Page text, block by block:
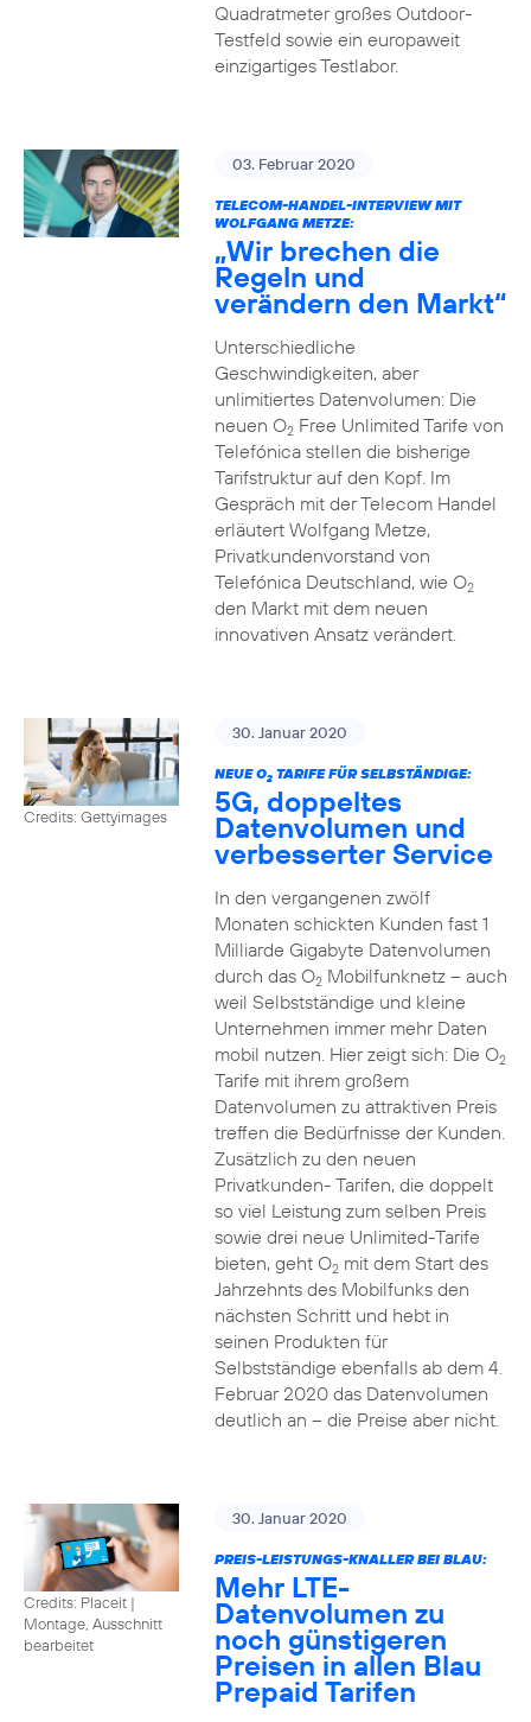
Quadratmeter großes Outdoor-
Testfeld sowie ein europaweit
einzigartiges Testlabor.
03. Februar 2020
TELECOM-HANDEL-INTERVIEW MIT
WOLFGANG METZE:
„Wir brechen die
Regeln und
verändern den Markt“
Unterschiedliche
Geschwindigkeiten, aber
unlimitiertes Datenvolumen: Die
neuen O2Free Unlimited Tarife von
Telefónica stellen die bisherige
Tarifstruktur auf den Kopf. Im
Gespräch mit der Telecom Handel
erläutert Wolfgang Metze,
Privatkundenvorstand von
Telefónica Deutschland, wie O2
den Markt mit dem neuen
innovativen Ansatz verändert.
Credits: Gettyimages
30. Januar 2020
NEUE O2TARIFE FÜR SELBSTÄNDIGE:
5G, doppeltes
Datenvolumen und
verbesserter Service
In den vergangenen zwölf
Monaten schickten Kunden fast 1
Milliarde Gigabyte Datenvolumen
durch das O2Mobilfunknetz – auch
weil Selbstständige und kleine
Unternehmen immer mehr Daten
mobil nutzen. Hier zeigt sich: Die O2
Tarife mit ihrem großem
Datenvolumen zu attraktiven Preis
treffen die Bedürfnisse der Kunden.
Zusätzlich zu den neuen
Privatkunden- Tarifen, die doppelt
so viel Leistung zum selben Preis
sowie drei neue Unlimited-Tarife
bieten, geht O2mit dem Start des
Jahrzehnts des Mobilfunks den
nächsten Schritt und hebt in
seinen Produkten für
Selbstständige ebenfalls ab dem 4.
Februar 2020 das Datenvolumen
deutlich an – die Preise aber nicht.
Credits: Placeit |
Montage, Ausschnitt
bearbeitet
30. Januar 2020
PREIS-LEISTUNGS-KNALLER BEI BLAU:
Mehr LTE-
Datenvolumen zu
noch günstigeren
Preisen in allen Blau
Prepaid Tarifen